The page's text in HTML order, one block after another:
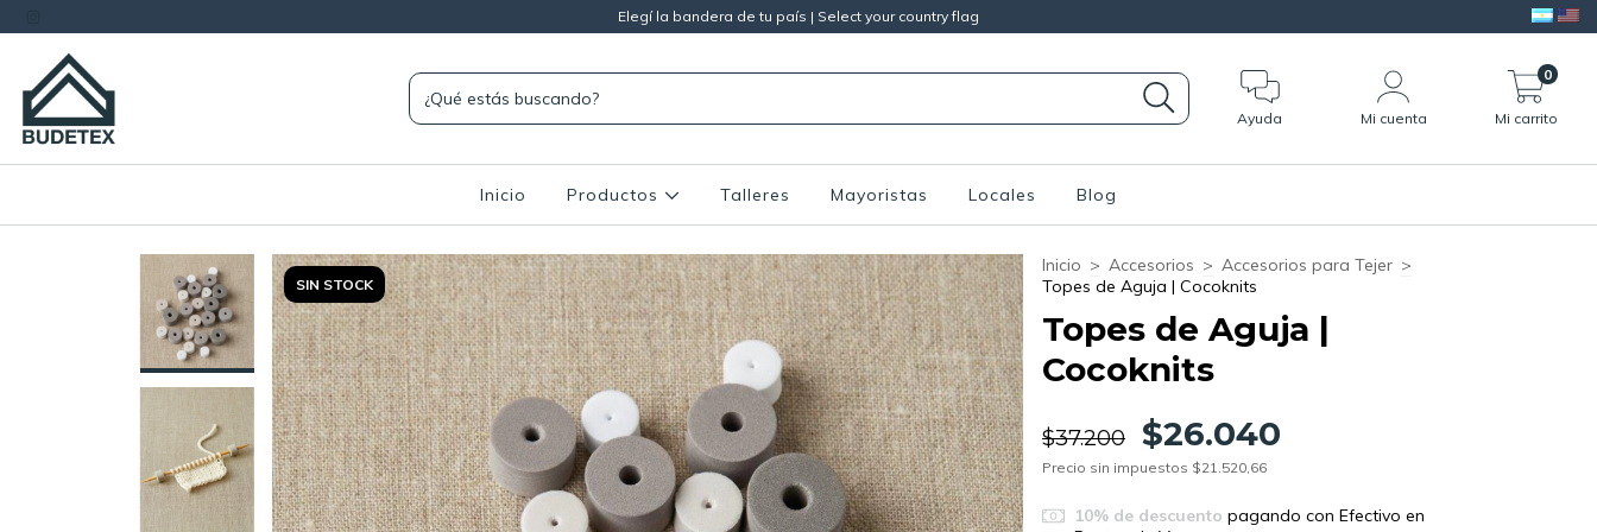
Elegí la bandera de tu país | Select your country flag
Ayuda Mi cuenta Mi carrito
0
Inicio Productos Talleres Mayoristas Locales Blog
SIN STOCK
Inicio > Accesorios > Accesorios para Tejer >
Topes de Aguja | Cocoknits
Topes de Aguja |
Cocoknits
$37.200 $26.040
Precio sin impuestos $21.520,66
10% de descuento pagando con Efectivo en